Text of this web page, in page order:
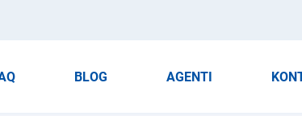
BLOG AGENTI